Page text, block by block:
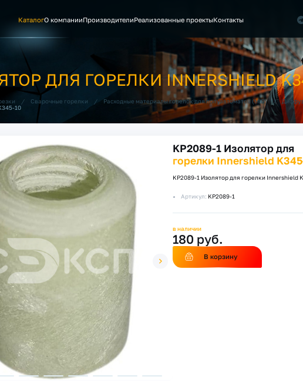
КаталогО компанииПроизводителиРеализованные проектыКонтакты
ДЛЯ ГОРЕЛКИ INNERSHIELD
/ Сварочные горелки / Расходные материалы горелок для полуавтоматов (MIG) /
10
KP2089-1 Изолятор для
горелки Innershield
KP2089-1 Изолятор для горелки Innershield
Артикул: KP2089-1
в наличии
180 руб.
В корзину